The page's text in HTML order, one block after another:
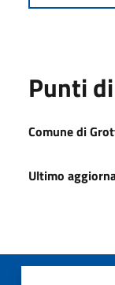
Punti
Comune di
Ultimo